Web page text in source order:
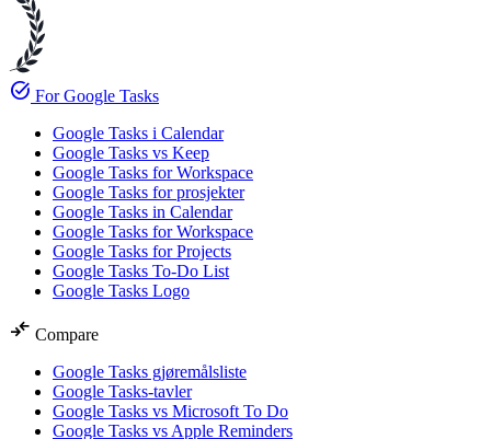
task_alt For Google Tasks
Google Tasks i Calendar
Google Tasks vs Keep
Google Tasks for Workspace
Google Tasks for prosjekter
Google Tasks in Calendar
Google Tasks for Workspace
Google Tasks for Projects
Google Tasks To-Do List
Google Tasks Logo
compare_arrows Compare
Google Tasks gjøremålsliste
Google Tasks-tavler
Google Tasks vs Microsoft To Do
Google Tasks vs Apple Reminders